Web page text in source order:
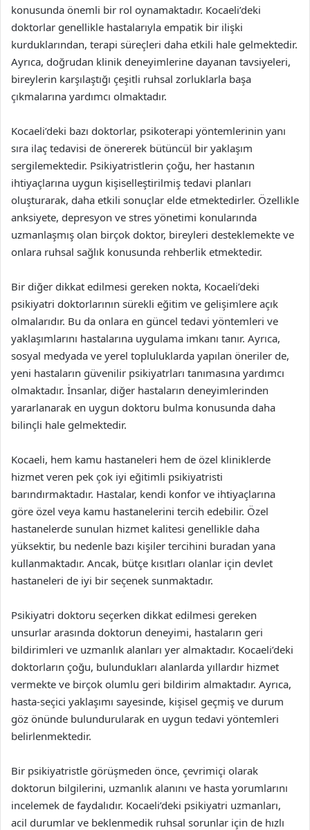
konusunda önemli bir rol oynamaktadır. Kocaeli’deki
doktorlar genellikle hastalarıyla empatik bir ilişki
kurduklarından, terapi süreçleri daha etkili hale gelmektedir.
Ayrıca, doğrudan klinik deneyimlerine dayanan tavsiyeleri,
bireylerin karşılaştığı çeşitli ruhsal zorluklarla başa
çıkmalarına yardımcı olmaktadır.
Kocaeli’deki bazı doktorlar, psikoterapi yöntemlerinin yanı
sıra ilaç tedavisi de önererek bütüncül bir yaklaşım
sergilemektedir. Psikiyatristlerin çoğu, her hastanın
ihtiyaçlarına uygun kişiselleştirilmiş tedavi planları
oluşturarak, daha etkili sonuçlar elde etmektedirler. Özellikle
anksiyete, depresyon ve stres yönetimi konularında
uzmanlaşmış olan birçok doktor, bireyleri desteklemekte ve
onlara ruhsal sağlık konusunda rehberlik etmektedir.
Bir diğer dikkat edilmesi gereken nokta, Kocaeli’deki
psikiyatri doktorlarının sürekli eğitim ve gelişimlere açık
olmalarıdır. Bu da onlara en güncel tedavi yöntemleri ve
yaklaşımlarını hastalarına uygulama imkanı tanır. Ayrıca,
sosyal medyada ve yerel topluluklarda yapılan öneriler de,
yeni hastaların güvenilir psikiyatrları tanımasına yardımcı
olmaktadır. İnsanlar, diğer hastaların deneyimlerinden
yararlanarak en uygun doktoru bulma konusunda daha
bilinçli hale gelmektedir.
Kocaeli, hem kamu hastaneleri hem de özel kliniklerde
hizmet veren pek çok iyi eğitimli psikiyatristi
barındırmaktadır. Hastalar, kendi konfor ve ihtiyaçlarına
göre özel veya kamu hastanelerini tercih edebilir. Özel
hastanelerde sunulan hizmet kalitesi genellikle daha
yüksektir, bu nedenle bazı kişiler tercihini buradan yana
kullanmaktadır. Ancak, bütçe kısıtları olanlar için devlet
hastaneleri de iyi bir seçenek sunmaktadır.
Psikiyatri doktoru seçerken dikkat edilmesi gereken
unsurlar arasında doktorun deneyimi, hastaların geri
bildirimleri ve uzmanlık alanları yer almaktadır. Kocaeli’deki
doktorların çoğu, bulundukları alanlarda yıllardır hizmet
vermekte ve birçok olumlu geri bildirim almaktadır. Ayrıca,
hasta-seçici yaklaşımı sayesinde, kişisel geçmiş ve durum
göz önünde bulundurularak en uygun tedavi yöntemleri
belirlenmektedir.
Bir psikiyatristle görüşmeden önce, çevrimiçi olarak
doktorun bilgilerini, uzmanlık alanını ve hasta yorumlarını
incelemek de faydalıdır. Kocaeli’deki psikiyatri uzmanları,
acil durumlar ve beklenmedik ruhsal sorunlar için de hızlı